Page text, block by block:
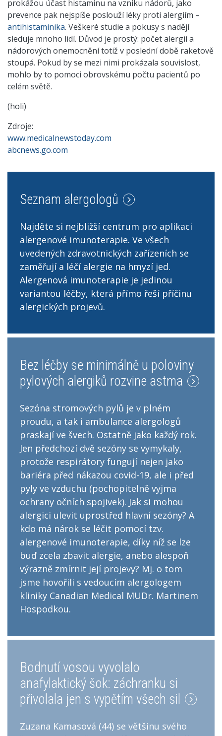
prokážou účast histaminu na vzniku nádorů, jako
prevence pak nejspíše poslouží léky proti alergiím –
antihistaminika. Veškeré studie a pokusy s nadějí
sleduje mnoho lidí. Důvod je prostý: počet alergií a
nádorových onemocnění totiž v poslední době raketově
stoupá. Pokud by se mezi nimi prokázala souvislost,
mohlo by to pomoci obrovskému počtu pacientů po
celém světě.
(holi)
Zdroje:
www.medicalnewstoday.com
abcnews.go.com
Seznam alergologů
Najděte si nejbližší centrum pro aplikaci
alergenové imunoterapie. Ve všech
uvedených zdravotnických zařízeních se
zaměřují a léčí alergie na hmyzí jed.
Alergenová imunoterapie je jedinou
variantou léčby, která přímo řeší příčinu
alergických projevů.
Bez léčby se minimálně u poloviny
pylových alergiků rozvine astma
Sezóna stromových pylů je v plném
proudu, a tak i ambulance alergologů
praskají ve švech. Ostatně jako každý rok.
Jen předchozí dvě sezóny se vymykaly,
protože respirátory fungují nejen jako
bariéra před nákazou covid-19, ale i před
pyly ve vzduchu (pochopitelně vyjma
ochrany očních spojivek). Jak si mohou
alergici ulevit uprostřed hlavní sezóny? A
kdo má nárok se léčit pomocí tzv.
alergenové imunoterapie, díky níž se lze
buď zcela zbavit alergie, anebo alespoň
výrazně zmírnit její projevy? Mj. o tom
jsme hovořili s vedoucím alergologem
kliniky Canadian Medical MUDr. Martinem
Hospodkou.
Bodnutí vosou vyvolalo
anafylaktický šok: záchranku si
přivolala jen s vypětím všech sil
Zuzana Kamasová (44) se většinu svého